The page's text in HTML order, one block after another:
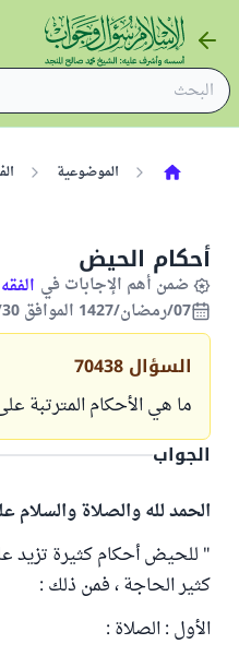
الموضوعية
أحكام الحيض
ضمن أهم الإجابات في
07/رمضان/1427 الموافق 30/سبتمبر/2006
السؤال 70438
ما هي الأحكام المترتبة
الجواب
الحمد لله والصلاة والسلام
" للحيض أحكام كثيرة تزيد
كثير الحاجة ، فمن ذلك :
الأول : الصلاة :